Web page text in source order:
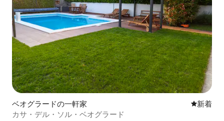
ベオグラードの一軒家 新しい宿
新着
カサ・デル・ソル・ベオグラード